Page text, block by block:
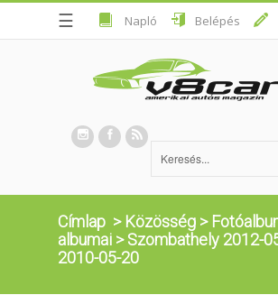
☰ Napló Belépés
Címlap > Közösség >
albumai >Szombathely 2012-
2010-05-20